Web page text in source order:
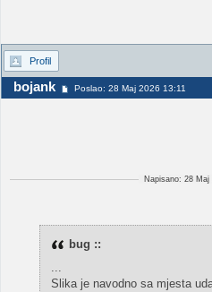
Profil
bojank Poslao: 28 Maj 2026 13:11
Napisano: 28 Maj
bug ::
...
Slika je navodno sa mjesta